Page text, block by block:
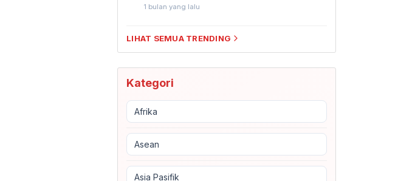
1 bulan yang lalu
LIHAT SEMUA TRENDING
Kategori
Afrika
Asean
Asia Pasifik